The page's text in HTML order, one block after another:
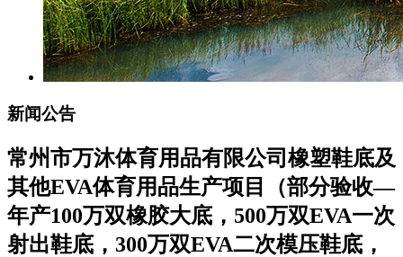
新闻公告
常州市万沐体育用品有限公司橡塑鞋底及
其他EVA体育用品生产项目（部分验收—
年产100万双橡胶大底，500万双EVA一次
射出鞋底，300万双EVA二次模压鞋底，